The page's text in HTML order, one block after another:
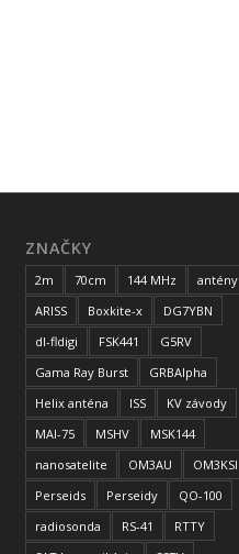
ZNAČKY
2m 70cm 144 MHz
antény
ARISS
Boxkite-x
DG7YBN
dl-fldigi
FSK441
G5RV
Gama Ray Burst
GRBAlpha
Helix anténa
ISS
KV závody
MAI-75
MSHV
MSK144
nanosatelite
OM3AU
OM3KSI
Perseids
Perseidy
QO-100
radiosonda
RS-41
RTTY